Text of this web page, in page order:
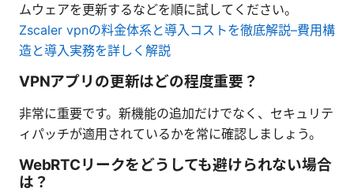
ムウェアを更新するなどを順に試してください。
Zscaler vpnの料金体系と導入コストを徹底解説–費用構
造と導入実務を詳しく解説
VPNアプリの更新はどの程度重要？
非常に重要です。新機能の追加だけでなく、セキュリテ
ィパッチが適用されているかを常に確認しましょう。
WebRTCリークをどうしても避けられない場合
は？